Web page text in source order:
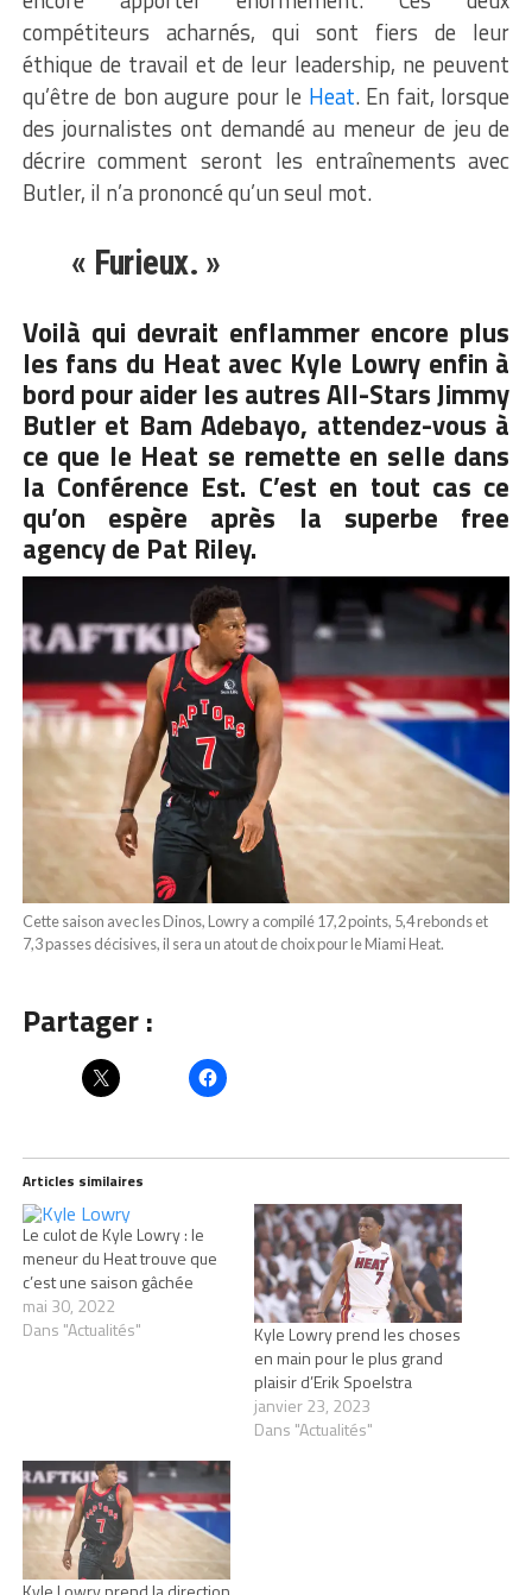
compétiteurs acharnés, qui sont fiers de leur
éthique de travail et de leur leadership, ne peuvent
qu’être de bon augure pour le Heat. En fait, lorsque
des journalistes ont demandé au meneur de jeu de
décrire comment seront les entraînements avec
Butler, il n’a prononcé qu’un seul mot.
« Furieux. »
Voilà qui devrait enflammer encore plus
les fans du Heat avec Kyle Lowry enfin à
bord pour aider les autres All-Stars Jimmy
Butler et Bam Adebayo, attendez-vous à
ce que le Heat se remette en selle dans
la Conférence Est. C’est en tout cas ce
qu’on espère après la superbe free
agency de Pat Riley.
Cette saison avec les Dinos, Lowry a compilé 17,2 points, 5,4 rebonds et
7,3 passes décisives, il sera un atout de choix pour le Miami Heat.
Partager :
Articles similaires
Le culot de Kyle Lowry : le
meneur du Heat trouve que
c’est une saison gâchée
mai 30, 2022
Dans "Actualités"
Kyle Lowry prend les choses
en main pour le plus grand
plaisir d’Erik Spoelstra
janvier 23, 2023
Dans "Actualités"